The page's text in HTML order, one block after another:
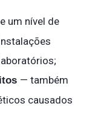
um nível de
— também
causados